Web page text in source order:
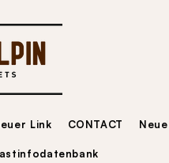
Link CONTACT